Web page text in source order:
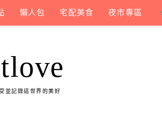
懶人包 宅配美食 夜市專區
並記錄這世界的美好